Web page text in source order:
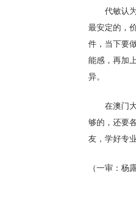
代敏认
最安定的，
件，当下要
能感，再加
异。
在澳门
够的，还要
友，学好专
（一审：杨